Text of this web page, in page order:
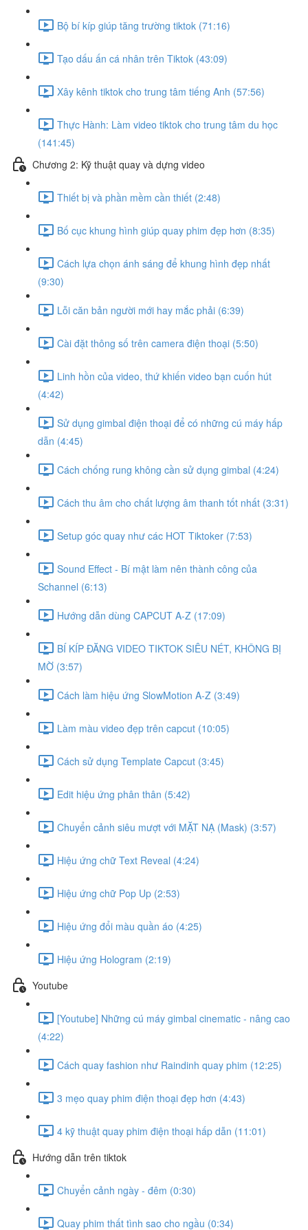
Bộ bí kíp giúp tăng trường tiktok (71:16)
Tạo dấu ấn cá nhân trên Tiktok (43:09)
Xây kênh tiktok cho trung tâm tiếng Anh (57:56)
Thực Hành: Làm video tiktok cho trung tâm du học
(141:45)
Chương 2: Kỹ thuật quay và dựng video
Thiết bị và phần mềm cần thiết (2:48)
Bố cục khung hình giúp quay phim đẹp hơn (8:35)
Cách lựa chọn ánh sáng để khung hình đẹp nhất
(9:30)
Lỗi căn bản người mới hay mắc phải (6:39)
Cài đặt thông số trên camera điện thoại (5:50)
Linh hồn của video, thứ khiến video bạn cuốn hút
(4:42)
Sử dụng gimbal điện thoại để có những cú máy hấp
dẫn (4:45)
Cách chống rung không cần sử dụng gimbal (4:24)
Cách thu âm cho chất lượng âm thanh tốt nhất (3:31)
Setup góc quay như các HOT Tiktoker (7:53)
Sound Effect - Bí mật làm nên thành công của
Schannel (6:13)
Hướng dẫn dùng CAPCUT A-Z (17:09)
BÍ KÍP ĐĂNG VIDEO TIKTOK SIÊU NÉT, KHÔNG BỊ
MỜ (3:57)
Cách làm hiệu ứng SlowMotion A-Z (3:49)
Làm màu video đẹp trên capcut (10:05)
Cách sử dụng Template Capcut (3:45)
Edit hiệu ứng phân thân (5:42)
Chuyển cảnh siêu mượt với MẶT NẠ (Mask) (3:57)
Hiệu ứng chữ Text Reveal (4:24)
Hiệu ứng chữ Pop Up (2:53)
Hiệu ứng đổi màu quần áo (4:25)
Hiệu ứng Hologram (2:19)
Youtube
[Youtube] Những cú máy gimbal cinematic - nâng cao
(4:22)
Cách quay fashion như Raindinh quay phim (12:25)
3 mẹo quay phim điện thoại đẹp hơn (4:43)
4 kỹ thuật quay phim điện thoại hấp dẫn (11:01)
Hướng dẫn trên tiktok
Chuyển cảnh ngày - đêm (0:30)
Quay phim thất tình sao cho ngầu (0:34)